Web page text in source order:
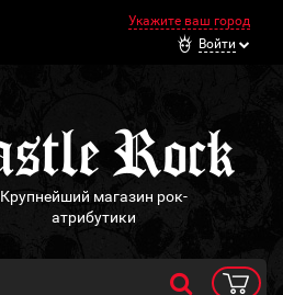
Укажите ваш город
Войти
Крупнейший магазин рок-
атрибутики